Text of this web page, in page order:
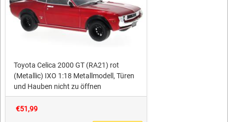
Toyota Celica 2000 GT (RA21) rot
(Metallic) IXO 1:18 Metallmodell, Türen
und Hauben nicht zu öffnen
€51,99